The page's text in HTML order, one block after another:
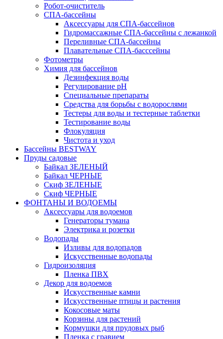
Робот-очиститель
СПА-бассейны
Аксессуары для СПА-бассейнов
Гидромассажные СПА-бассейны с лежанкой
Переливные СПА-бассейны
Плавательные СПА-басссейны
Фотометры
Химия для бассейнов
Дезинфекция воды
Регулирование pH
Специальные препараты
Средства для борьбы с водорослями
Тестеры для воды и тестерные таблетки
Тестирование воды
Флокуляция
Чистота и уход
Бассейны BESTWAY
Пруды садовые
Байкал ЗЕЛЕНЫЙ
Байкал ЧЕРНЫЕ
Скиф ЗЕЛЕНЫЕ
Скиф ЧЕРНЫЕ
ФОНТАНЫ И ВОДОЕМЫ
Аксессуары для водоемов
Генераторы тумана
Электрика и розетки
Водопады
Изливы для водопадов
Искусственные водопады
Гидроизоляция
Пленка ПВХ
Декор для водоемов
Искусственные камни
Искусственные птицы и растения
Кокосовые маты
Корзины для растений
Кормушки для прудовых рыб
Пленка с гравием